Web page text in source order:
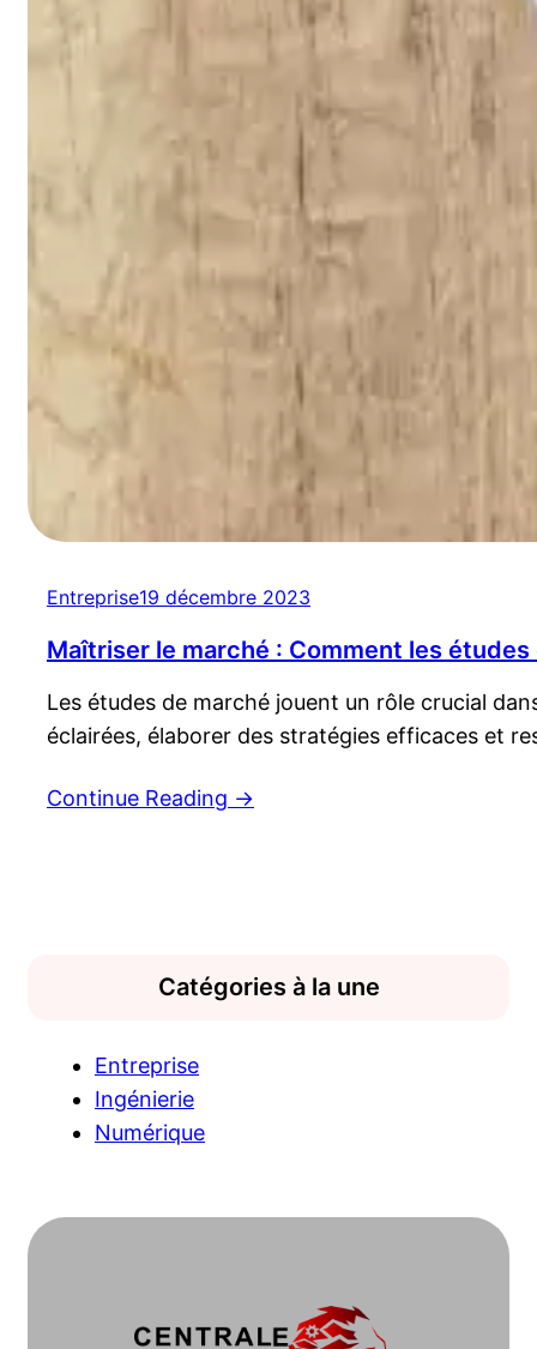
Entreprise19 décembre 2023
Maîtriser le marché : Comment les
Les études de marché jouent un rôle crucial
éclairées, élaborer des stratégies efficaces et
Continue Reading →
Catégories à la une
Entreprise
Ingénierie
Numérique